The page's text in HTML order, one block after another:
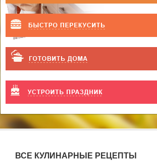
ВСЕ КУЛИНАРНЫЕ РЕЦЕПТЫ